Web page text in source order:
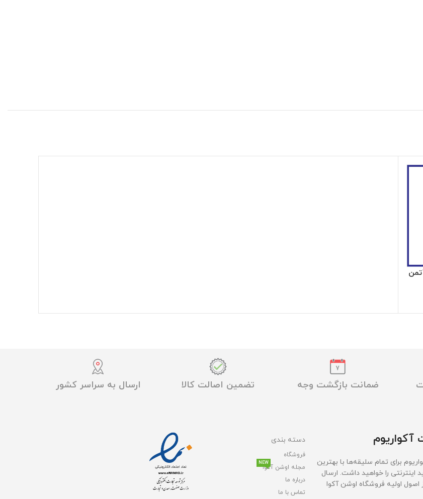
ضمانت بازگشت وجه تضمین اصالت کالا ارسال به سراسر کشور
برای تمام سلیقه‌ها با بهترین
را خواهید داشت. ارسال
اولیه فروشگاه اوشن آکوا
دسته بندی
فروشگاه
مجله اوشن آکوا
NEW
درباره ما
تماس با ما